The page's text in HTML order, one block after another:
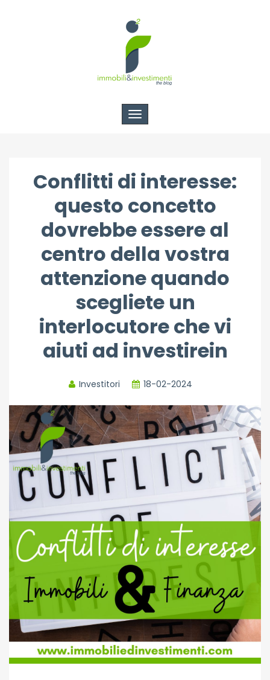
Toggle
navigation
Conflitti di interesse:
questo concetto
dovrebbe essere al
centro della vostra
attenzione quando
scegliete un
interlocutore che vi
aiuti ad investirein
Investitori 18-02-2024